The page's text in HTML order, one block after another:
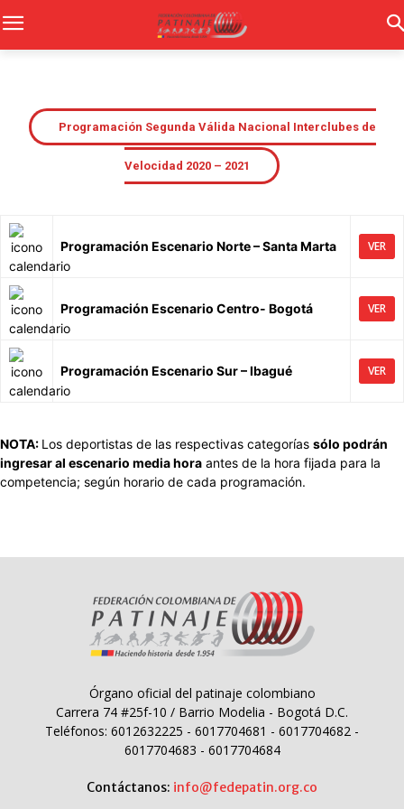
Programación Segunda Válida Nacional Interclubes de
Velocidad 2020 – 2021
Programación Escenario Norte – Santa Marta VER
Programación Escenario Centro- Bogotá VER
Programación Escenario Sur – Ibagué VER
NOTA: Los deportistas de las respectivas categorías sólo podrán
ingresar al escenario media hora antes de la hora fijada para la
competencia; según horario de cada programación.
Órgano oficial del patinaje colombiano
Carrera 74 #25f-10 / Barrio Modelia - Bogotá D.C.
Teléfonos: 6012632225 - 6017704681 - 6017704682 -
6017704683 - 6017704684
Contáctanos: info@fedepatin.org.co